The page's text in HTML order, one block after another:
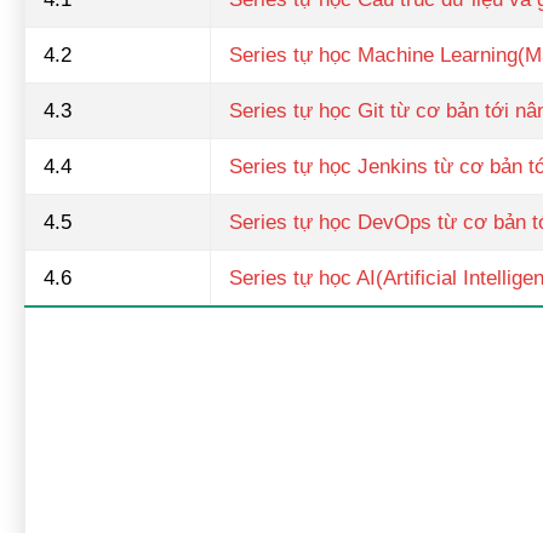
4.2 Series tự học Machine
4.3 Series tự học Git từ cơ bản tới
4.4 Series tự học Jenkins từ cơ bản
4.5 Series tự học DevOps từ cơ bản
4.6 Series tự học AI(Artificial